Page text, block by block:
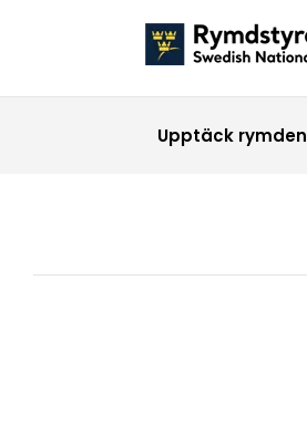
Upptäck rymden